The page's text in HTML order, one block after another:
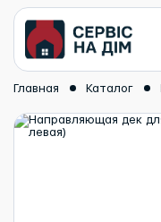
Главная Каталог